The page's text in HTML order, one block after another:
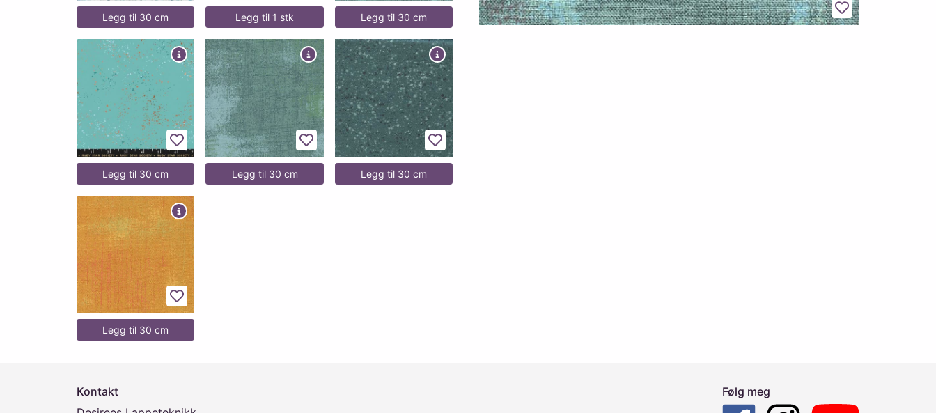
Legg til favoritter
Legg til 30 cm Legg til 1 stk Legg til 30 cm
Legg til favoritter
Legg til 30 cm
Legg til favoritter
Legg til 30 cm
Legg til favoritter
Legg til 30 cm
Legg til favoritter
Legg til 30 cm
Kontakt
Følg meg